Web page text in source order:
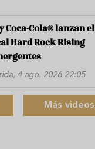
Coca-Cola® lanzan el
Hard Rock Rising
4 ago. 2026 22:05
Más videos